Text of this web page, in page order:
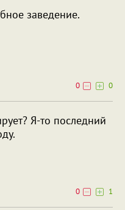
заведение.
0
0
Я-то последний
0
1